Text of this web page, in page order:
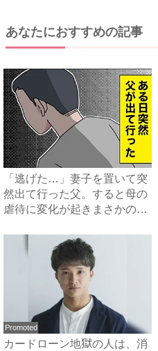
あなたにおすすめの記事
「逃げた…」妻子を置いて突
然出て行った父。すると母の
虐待に変化が起きまさかの…
Promoted
カードローン地獄の人は、消